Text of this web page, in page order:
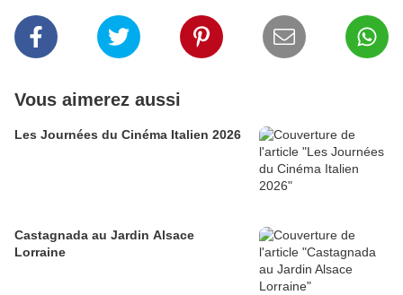
Vous aimerez aussi
Les Journées du Cinéma Italien 2026
Castagnada au Jardin Alsace
Lorraine